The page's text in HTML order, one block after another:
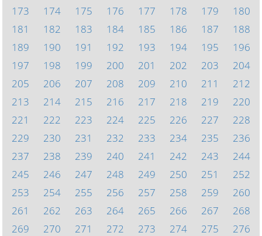
173
174 175 176 177 178 179
180
181
182 183 184 185 186 187
188
189
190 191 192 193 194 195
196
197
198 199 200 201 202 203
204
205
206 207 208 209 210 211
212
213
214 215 216 217 218 219
220
221
222 223 224 225 226 227
228
229
230 231 232 233 234 235
236
237
238 239 240 241 242 243
244
245
246 247 248 249 250 251
252
253
254 255 256 257 258 259
260
261
262 263 264 265 266 267
268
269
270 271 272 273 274 275
276